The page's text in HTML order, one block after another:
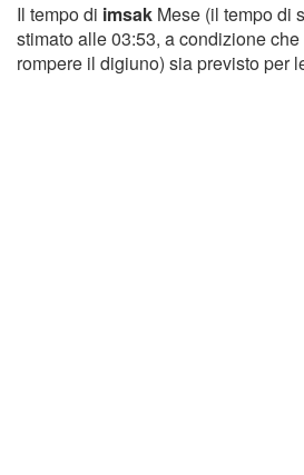
Il tempo di imsak Mese (il tempo di
stimato alle 03:53, a condizione che
rompere il digiuno) sia previsto per